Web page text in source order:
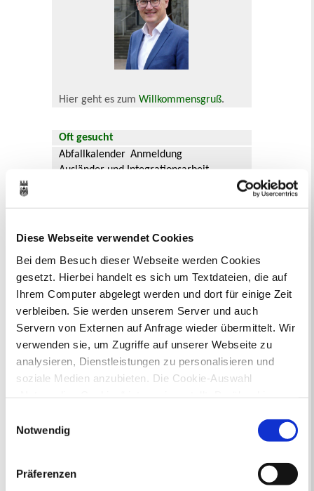
Diese Webseite verwendet Cookies
Bei dem Besuch dieser Webseite werden Cookies
gesetzt. Hierbei handelt es sich um Textdateien, die auf
Ihrem Computer abgelegt werden und dort für einige Zeit
verbleiben. Sie werden unserem Server und auch
Servern von Externen auf Anfrage wieder übermittelt. Wir
verwenden sie, um Zugriffe auf unserer Webseite zu
analysieren, Dienstleistungen zu personalisieren und
soziale Medien anzubieten. Die Cookie-Auswahl
Drittländern (USA) mit unzureichendem
Datenschutzniveau verarbeiten. Es besteht die Gefahr,
dass diese zu Kontroll- und Überwachungszwecken von
anderen missbraucht werden, ohne dass Sie sich mit
Notwendig
Präferenzen
Hier geht es zumWillkommensgruß.
Oft gesucht
Abfallkalender Anmeldung
Ausländer und Integrationsarbeit
Jugendamt
Kreis Recklinghausen Notdienste
Ordnungsamt Personalausweis
Rat und Ausschüsse Reisepass
Stadtbibliothek Ummeldung
Verkaufsoffene Sonntage
Ihr Kontakt zur Stadtverwaltung
Online-Terminvergabe